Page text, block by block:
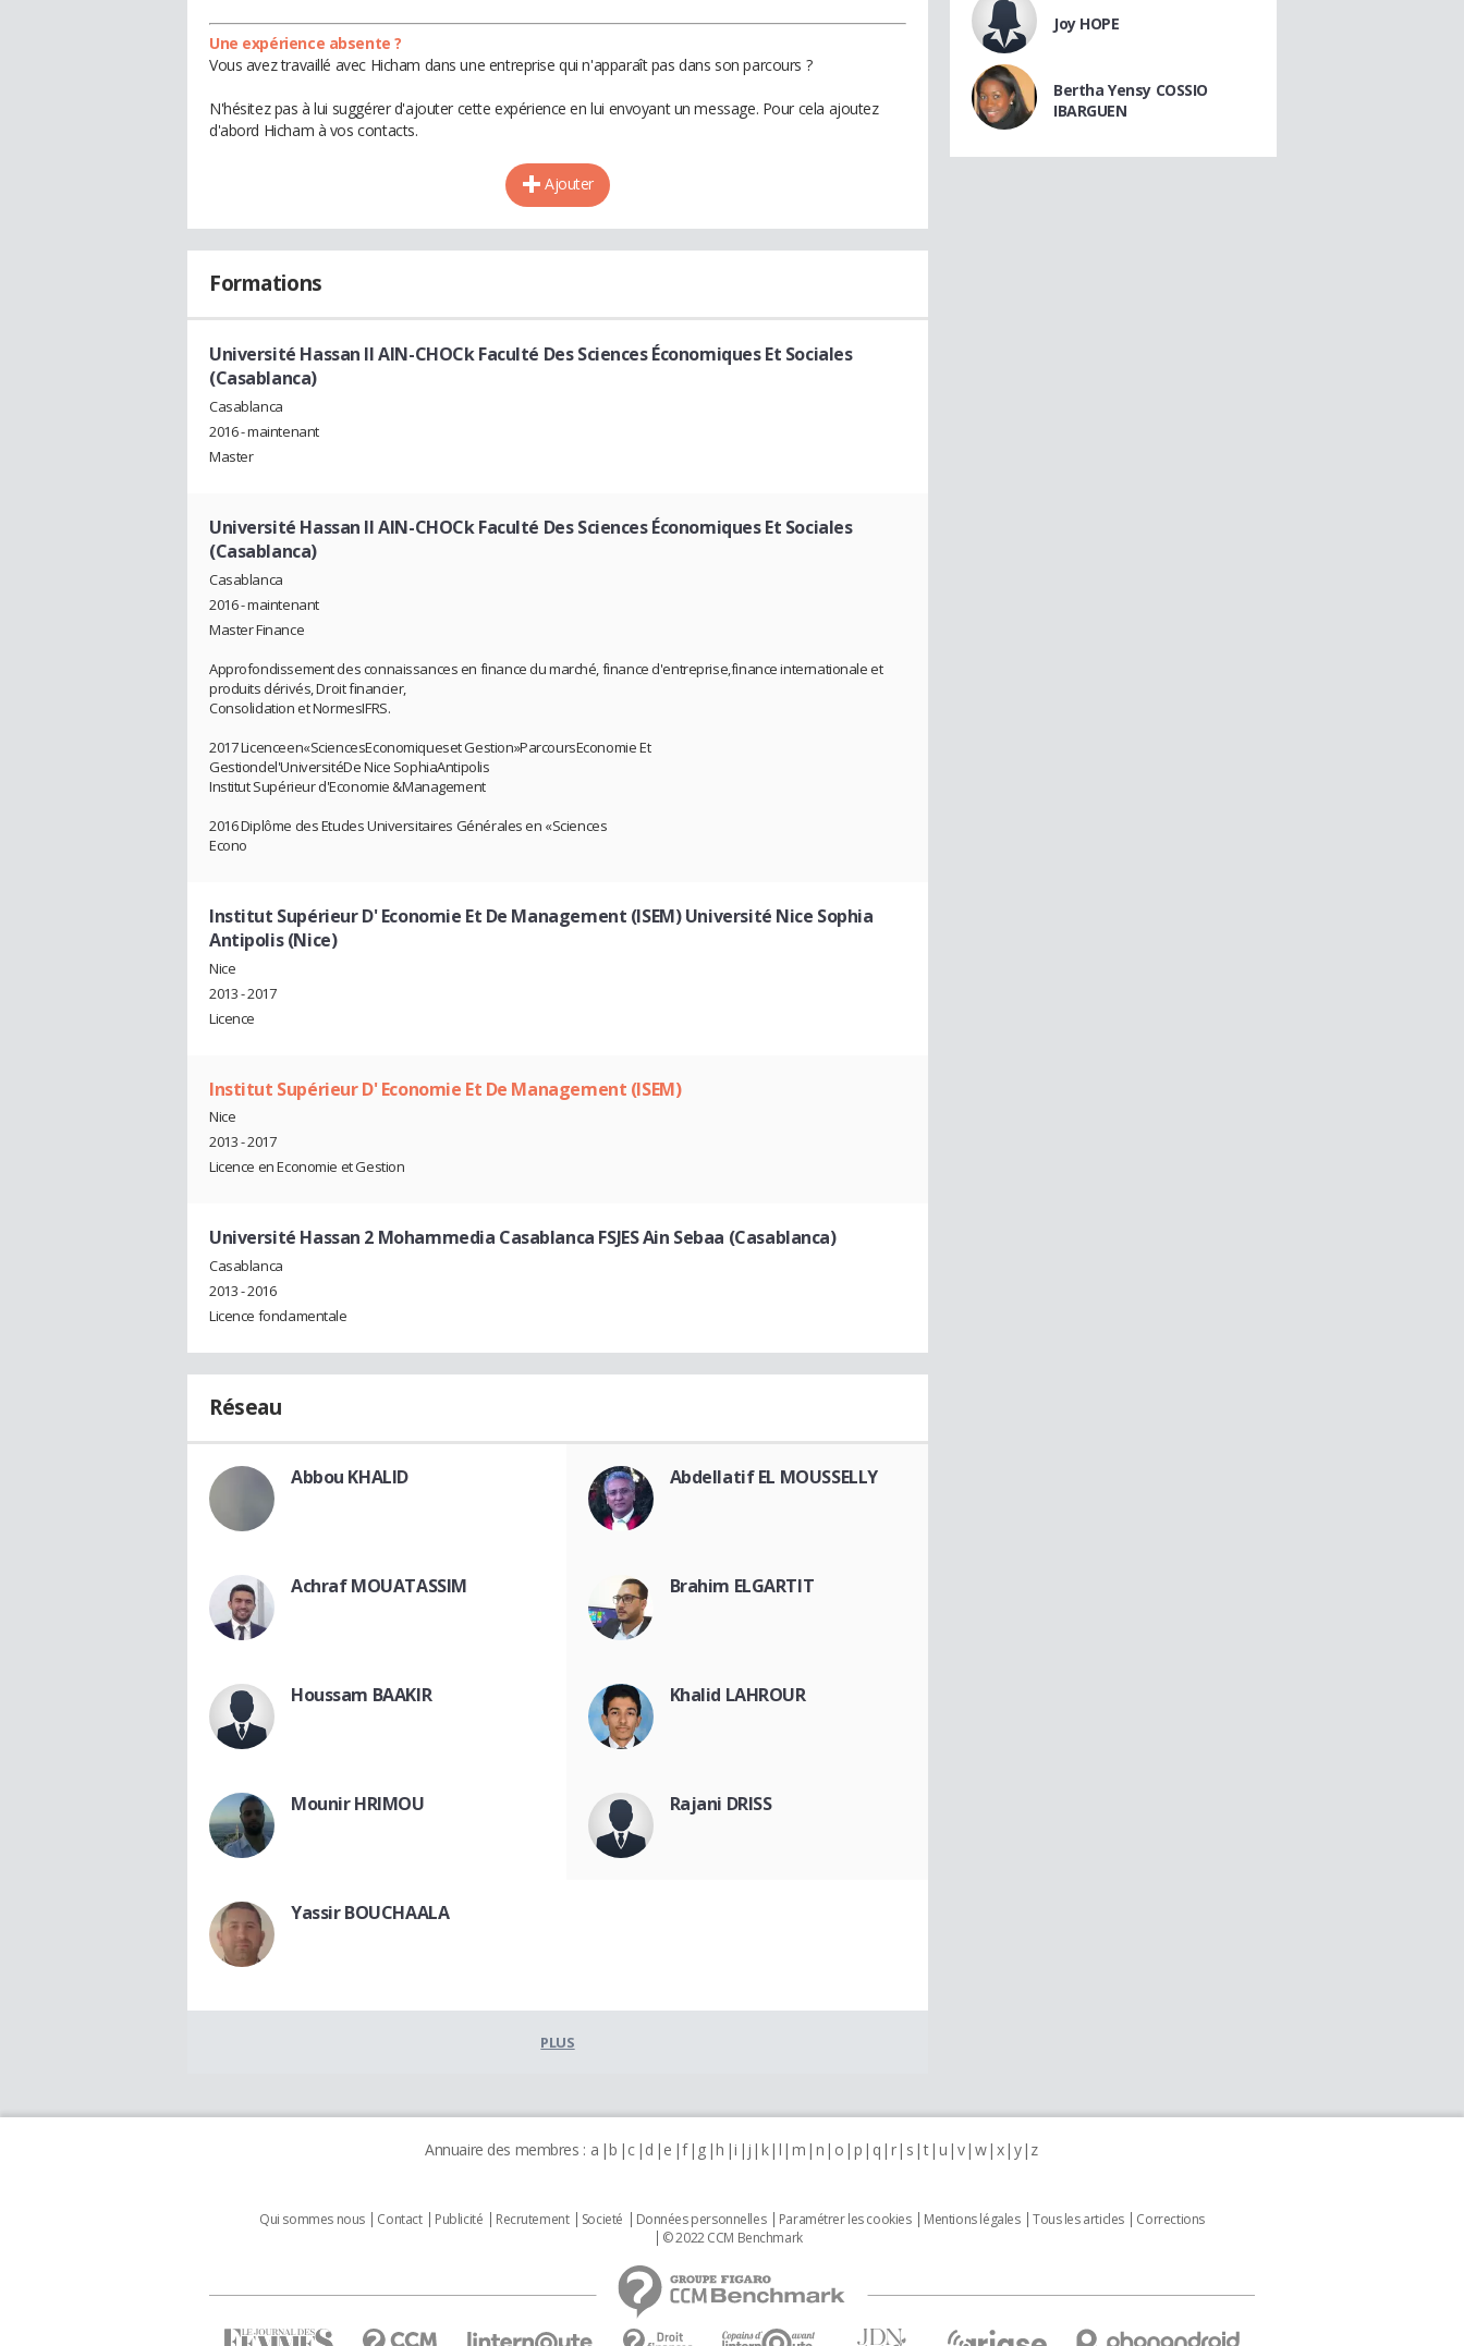
Une expérience absente ?
Vous avez travaillé avec Hicham dans une entreprise qui n'apparaît pas dans son parcours ?
N'hésitez pas à lui suggérer d'ajouter cette expérience en lui envoyant un message. Pour cela ajoutez
d'abord Hicham à vos contacts.
Ajouter
Formations
Université Hassan II AIN-CHOCk Faculté Des Sciences Économiques Et Sociales
(Casablanca)
Casablanca
2016 - maintenant
Master
Université Hassan II AIN-CHOCk Faculté Des Sciences Économiques Et Sociales
(Casablanca)
Casablanca
2016 - maintenant
Master Finance
Approfondissement des connaissances en finance du marché, finance d'entreprise,finance internationale et
produits dérivés, Droit financier,
Consolidation et NormesIFRS.
2017 Licenceen«SciencesEconomiqueset Gestion»ParcoursEconomie Et
Gestiondel'UniversitéDe Nice SophiaAntipolis
Institut Supérieur d'Economie &Management
2016 Diplôme des Etudes Universitaires Générales en «Sciences
Econo
Institut Supérieur D' Economie Et De Management (ISEM) Université Nice Sophia
Antipolis (Nice)
Nice
2013 - 2017
Licence
Institut Supérieur D' Economie Et De Management (ISEM)
Nice
2013 - 2017
Licence en Economie et Gestion
Université Hassan 2 Mohammedia Casablanca FSJES Ain Sebaa (Casablanca)
Casablanca
2013 - 2016
Licence fondamentale
Réseau
Abbou KHALID Abdellatif EL MOUSSELLY
Achraf MOUATASSIM Brahim ELGARTIT
Houssam BAAKIR Khalid LAHROUR
Mounir HRIMOU Rajani DRISS
Yassir BOUCHAALA
PLUS
Joy HOPE
Bertha Yensy COSSIO
IBARGUEN
Annuaire des membres : a b c d e f g h i j k l m n o p q r s t u v w x y z
Qui sommes nous Contact Publicité Recrutement Societé Données personnelles Paramétrer les cookies Mentions légales Tous les articles
Corrections
© 2022 CCM Benchmark